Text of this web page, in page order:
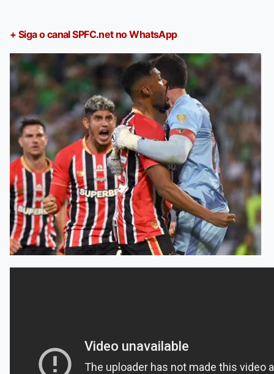
+ Siga o canal SPFC.net no WhatsApp